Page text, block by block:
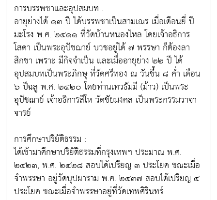
การบรรพชาและอุปสมบท :
อายุย่างได้ ๑๓ ปี ได้บรรพชาเป็นสามเณร เมื่อเดือนยี่ ปี
มะโรง พ.ศ. ๒๔๑๑ ที่วัดบ้านหนองไหล โดยเจ้าอธิการ
โสดา เป็นพระอุปัชฌาย์ บวชอยู่ได้ ๗ พรรษา ก็ต้องลา
สิกขา เพราะ มีกิจจำเป็น และเมื่ออายุย่าง ๒๒ ปี ได้
อุปสมบทเป็นพระภิกษุ ที่วัดศรีทอง ณ วันขึ้น ๘ ค่ำ เดือน
๖ ปีฉลู พ.ศ. ๒๔๒๐ โดยท่านเทวธัมมี (ม้าว) เป็นพระ
อุปัชฌาย์ เจ้าอธิการสีโห วัดชัยมงคล เป็นพระกรรมวาจา
จารย์
การศึกษาปริยัติธรรม :
ได้เข้ามาศึกษาปริยัติธรรมที่กรุงเทพฯ ประมาณ พ.ศ.
๒๔๒๓, พ.ศ. ๒๔๒๘ สอบได้เปรียญ ๓ ประโยค ขณะเมื่อ
จำพรรษา อยู่วัดบุปผาราม พ.ศ. ๒๔๓๗ สอบได้เปรียญ ๔
ประโยค ขณะเมื่อจำพรรษาอยู่ที่วัดเทพศิรินทร์